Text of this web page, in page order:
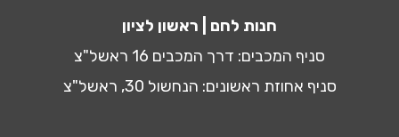
חנות לחם | ראשון לציון
סניף המכבים: דרך המכבים 16 ראשל"צ
סניף אחוזת ראשונים: הנחשול 30, ראשל"צ